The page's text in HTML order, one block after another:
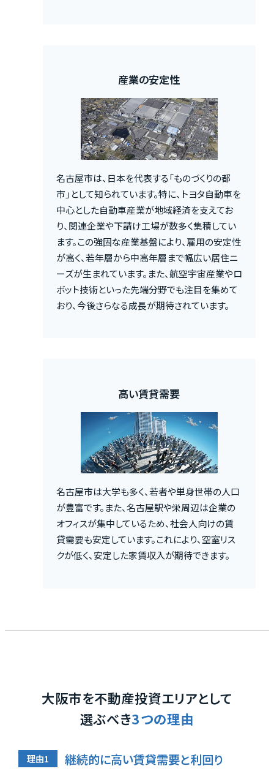
産業の安定性
名古屋市は、日本を代表する「ものづくりの都
市」として知られています。特に、トヨタ自動車を
中心とした自動車産業が地域経済を支えてお
り、関連企業や下請け工場が数多く集積してい
ます。この強固な産業基盤により、雇用の安定性
が高く、若年層から中高年層まで幅広い居住ニ
ーズが生まれています。また、航空宇宙産業やロ
ボット技術といった先端分野でも注目を集めて
おり、今後さらなる成長が期待されています。
高い賃貸需要
名古屋市は大学も多く、若者や単身世帯の人口
が豊富です。また、名古屋駅や栄周辺は企業の
オフィスが集中しているため、社会人向けの賃
貸需要も安定しています。これにより、空室リス
クが低く、安定した家賃収入が期待できます。
大阪市を不動産投資エリアとして
選ぶべき3つの理由
継続的に高い賃貸需要と利回り